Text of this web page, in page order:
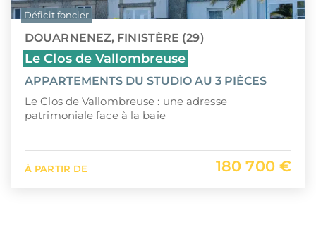
TVA réduite
La Réunion (974)
Martinique (972)
Nouvelle-Calédonie (988)
Polynésie française (987)
Île Maurice
DOUARNENEZ, FINISTÈRE (29)
Le Clos de Vallombreuse
APPARTEMENTS DU STUDIO AU 3 PIÈCES
Le Clos de Vallombreuse : une adresse
patrimoniale face à la baie
À PARTIR DE 180 700 €
Déficit foncier